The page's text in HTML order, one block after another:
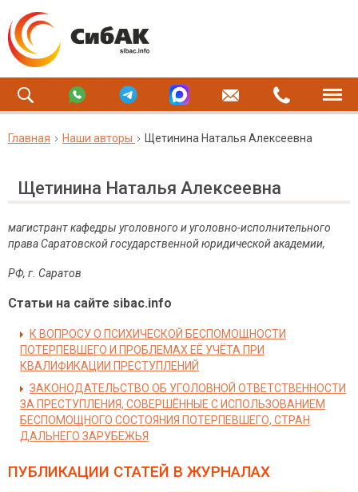
Главная Наши авторы Щетинина Наталья Алексеевна
Щетинина Наталья Алексеевна
магистрант кафедры уголовного и уголовно-исполнительного
права Саратовской государственной юридической академии,
РФ, г. Саратов
Статьи на сайте sibac.info
К ВОПРОСУ О ПСИХИЧЕСКОЙ БЕСПОМОЩНОСТИ
ПОТЕРПЕВШЕГО И ПРОБЛЕМАХ ЕЁ УЧЁТА ПРИ
КВАЛИФИКАЦИИ ПРЕСТУПЛЕНИЙ
ЗАКОНОДАТЕЛЬСТВО ОБ УГОЛОВНОЙ ОТВЕТСТВЕННОСТИ
ЗА ПРЕСТУПЛЕНИЯ, СОВЕРШЁННЫЕ С ИСПОЛЬЗОВАНИЕМ
БЕСПОМОЩНОГО СОСТОЯНИЯ ПОТЕРПЕВШЕГО, СТРАН
ДАЛЬНЕГО ЗАРУБЕЖЬЯ
ПУБЛИКАЦИИ СТАТЕЙ В ЖУРНАЛАХ